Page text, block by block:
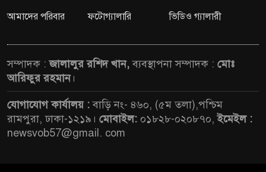
আমাদের পরিবার ফটোগ্যালারি ভিডিও গ্যালারী
সম্পাদক :জালালুর রশিদ খান,ব্যবস্থাপনা সম্পাদক : মোঃ
আরিফুর রহমান।
যোগাযোগ কার্যালয় :বাড়ি নং- ৪৬০, (৫ম তলা),পশ্চিম
রামপুরা, ঢাকা-১২১৯। মোবাইল: ০১৮২৮-০২০৮৭০,ইমেইল :
newsvob57@gmail. com